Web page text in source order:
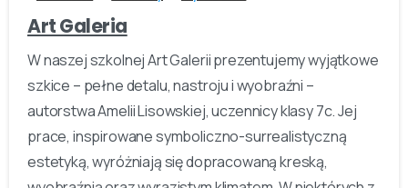
Art Galeria
W naszej szkolnej Art Galerii prezentujemy wyjątkowe
szkice – pełne detalu, nastroju i wyobraźni –
autorstwa Amelii Lisowskiej, uczennicy klasy 7c. Jej
prace, inspirowane symboliczno-surrealistyczną
estetyką, wyróżniają się dopracowaną kreską,